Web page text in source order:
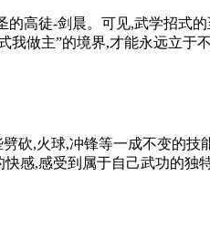
高徒-剑晨。可见,武学招式
做主”的境界,才能永远立于不
砍,火球,冲锋等一成不变的
感,感受到属于自己武功的独